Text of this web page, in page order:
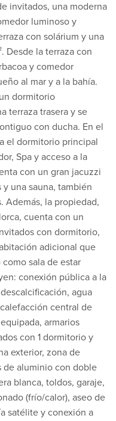
invitados, una moderna
luminoso y
con solárium y una
Desde la terraza con
y comedor
al mar y a la bahía.
dormitorio
terraza trasera y se
con ducha. En el
el dormitorio principal
Spa y acceso a la
con un gran jacuzzi
una sauna, también
Además, la propiedad,
cuenta con un
con dormitorio,
adicional que
sala de estar
conexión pública a la
agua
central de
armarios
con 1 dormitorio y
exterior, zona de
de aluminio con doble
blanca, toldos, garaje,
(frío/calor), aseo de
satélite y conexión a